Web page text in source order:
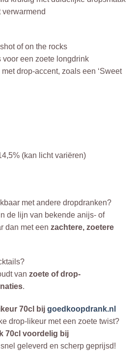
of on the rocks
voor een zoete longdrink
drop-accent, zoals een ‘Sweet
(kan licht variëren)
met andere dropdranken?
de lijn van bekende anijs- of
dan met een zachtere, zoetere
van zoete of drop-
.
70cl bij goedkoopdrank.nl
drop-likeur met een zoete twist?
70cl voordelig bij
geleverd en scherp geprijsd!